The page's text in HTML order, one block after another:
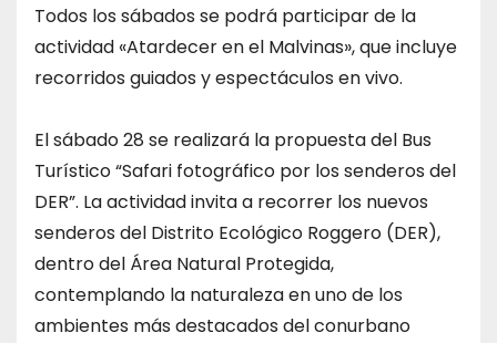
Todos los sábados se podrá participar de la
actividad «Atardecer en el Malvinas», que incluye
recorridos guiados y espectáculos en vivo.
El sábado 28 se realizará la propuesta del Bus
Turístico “Safari fotográfico por los senderos del
DER”. La actividad invita a recorrer los nuevos
senderos del Distrito Ecológico Roggero (DER),
dentro del Área Natural Protegida,
contemplando la naturaleza en uno de los
ambientes más destacados del conurbano